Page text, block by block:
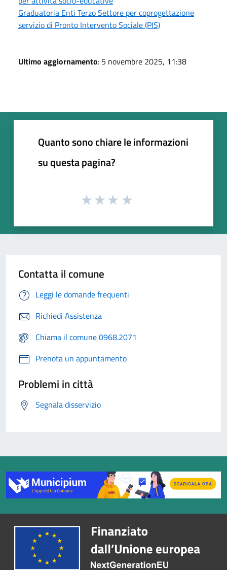
Graduatoria Enti Terzo Settore per coprogettazione
servizio di Pronto Intervento Sociale (PIS)
Ultimo aggiornamento: 5 novembre 2025, 11:38
Quanto sono chiare le informazioni
su questa pagina?
Contatta il comune
Leggi le domande frequenti
Richiedi Assistenza
Chiama il comune 0968.2071
Prenota un appuntamento
Problemi in città
Segnala disservizio